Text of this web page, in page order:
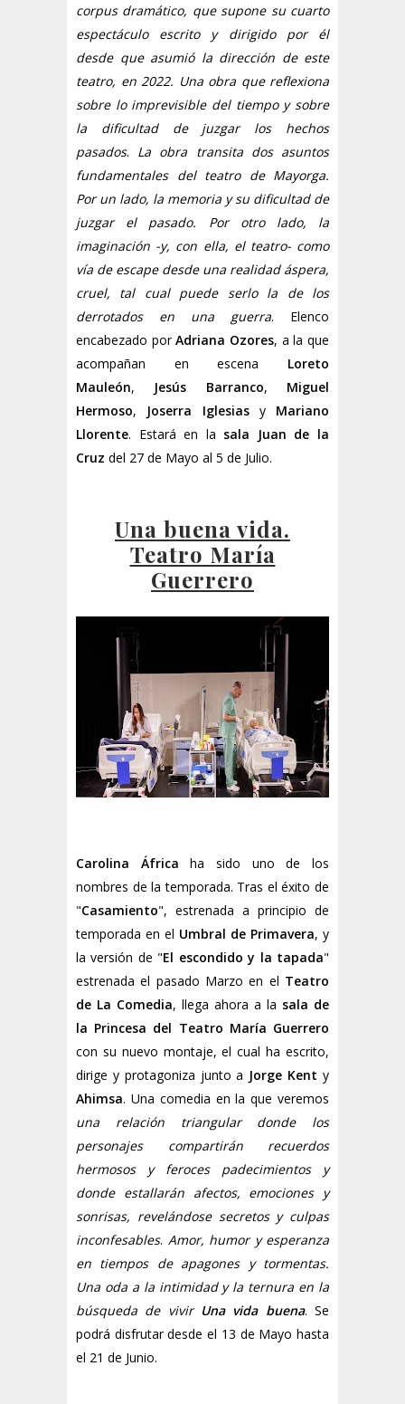
corpus dramático, que supone su cuarto
espectáculo escrito y dirigido por él
desde que asumió la dirección de este
teatro, en 2022. Una obra que reflexiona
sobre lo imprevisible del tiempo y sobre
la dificultad de juzgar los hechos
pasados. La obra transita dos asuntos
fundamentales del teatro de Mayorga.
Por un lado, la memoria y su dificultad de
juzgar el pasado. Por otro lado, la
imaginación -y, con ella, el teatro- como
vía de escape desde una realidad áspera,
cruel, tal cual puede serlo la de los
derrotados en una guerra. Elenco
encabezado porAdriana Ozores, a la que
acompañan en escena Loreto
Mauleón, Jesús Barranco, Miguel
Hermoso, Joserra Iglesiasy Mariano
Llorente. Estará en la sala Juan de la
Cruz del 27 de Mayo al 5 de Julio.
Una buena vida.
Teatro María
Guerrero
Carolina África ha sido uno de los
nombres de la temporada. Tras el éxito de
"Casamiento", estrenada a principio de
temporada en el Umbral de Primavera, y
la versión de "El escondido y la tapada"
estrenada el pasado Marzo en el Teatro
de La Comedia, llega ahora a la sala de
la Princesa del Teatro María Guerrero
con su nuevo montaje, el cual ha escrito,
dirige y protagoniza junto a Jorge Kent y
Ahimsa. Una comedia en la que veremos
una relación triangular donde los
personajes compartirán recuerdos
hermosos y feroces padecimientos y
donde estallarán afectos, emociones y
sonrisas, revelándose secretos y culpas
inconfesables. Amor, humor y esperanza
en tiempos de apagones y tormentas.
Una oda a la intimidad y la ternura en la
búsqueda de vivir Una vida buena. Se
podrá disfrutar desde el 13 de Mayo hasta
el 21 de Junio.